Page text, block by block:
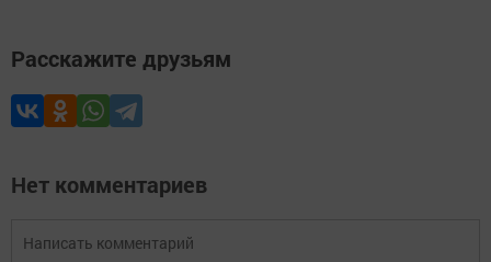
Расскажите друзьям
Нет комментариев